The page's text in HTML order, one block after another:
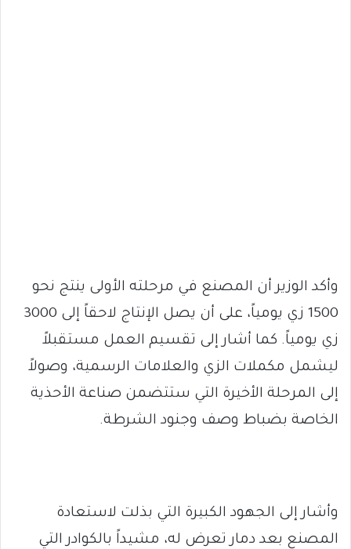
وأكد الوزير أن المصنع في مرحلته الأولى ينتج نحو
1500 زي يومياً، على أن يصل الإنتاج لاحقاً إلى 3000
زي يومياً. كما أشار إلى تقسيم العمل مستقبلاً
ليشمل مكملات الزي والعلامات الرسمية، وصولاً
إلى المرحلة الأخيرة التي ستتضمن صناعة الأحذية
الخاصة بضباط وصف وجنود الشرطة.
وأشار إلى الجهود الكبيرة التي بذلت لاستعادة
المصنع بعد دمار تعرض له، مشيداً بالكوادر التي